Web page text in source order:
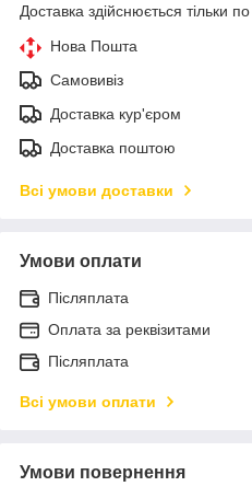
Доставка здійснюється тільки
Нова Пошта
Самовивіз
Доставка кур'єром
Доставка поштою
Всі умови доставки
Умови оплати
Післяплата
Оплата за реквізитами
Післяплата
Всі умови оплати
Умови повернення